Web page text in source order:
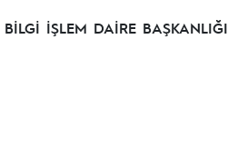
BİLGİ İŞLEM DAİRE BAŞKANLIĞI